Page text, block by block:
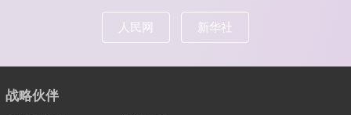
人民网 新华社
战略伙伴